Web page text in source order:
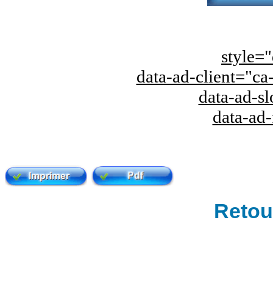
data-ad-
data-ad-
data-